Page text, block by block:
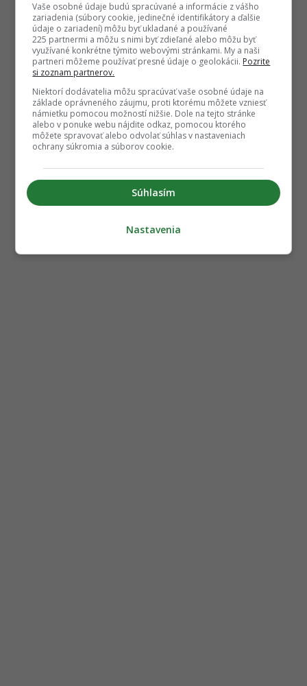
Vaše osobné údaje budú spracúvané a informácie z vášho
zariadenia (súbory cookie, jedinečné identifikátory a ďalšie
údaje o zariadení) môžu byť ukladané a používané
225 partnermi a môžu s nimi byť zdieľané alebo môžu byť
využívané konkrétne týmito webovými stránkami. My a naši
partneri môžeme používať presné údaje o geolokácii. Pozrite
si zoznam partnerov.
Niektorí dodávatelia môžu spracúvať vaše osobné údaje na
základe oprávneného záujmu, proti ktorému môžete vzniesť
námietku pomocou možností nižšie. Dole na tejto stránke
alebo v ponuke webu nájdite odkaz, pomocou ktorého
môžete spravovať alebo odvolať súhlas v nastaveniach
ochrany súkromia a súborov cookie.
Súhlasím
Nastavenia